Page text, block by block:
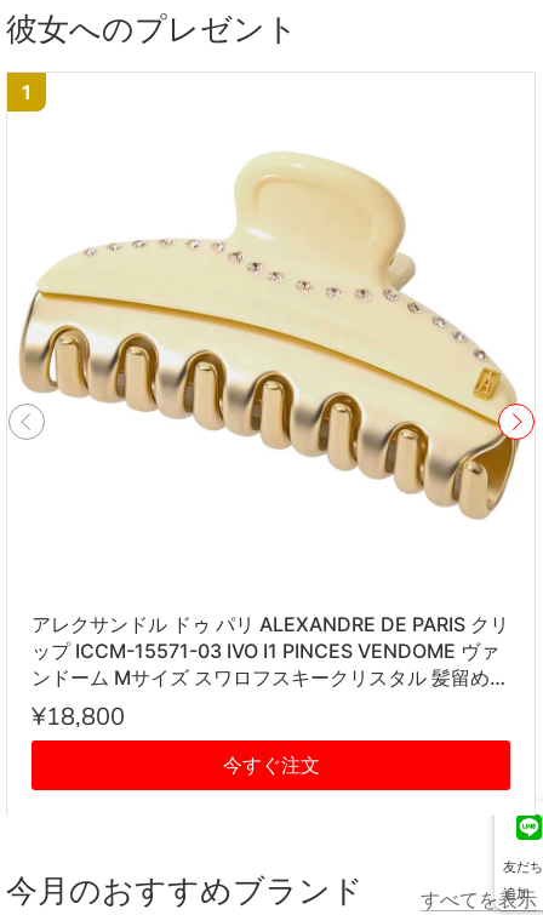
友だち
追加
彼女へのプレゼント
1
アレクサンドル ドゥ パリ ALEXANDRE DE PARIS クリ
ップ ICCM-15571-03 IVO I1 PINCES VENDOME ヴァ
ンドーム Mサイズ スワロフスキークリスタル 髪留め
レディース アイボリー系
¥18,800
今すぐ注文
今月のおすすめブランド すべてを表示